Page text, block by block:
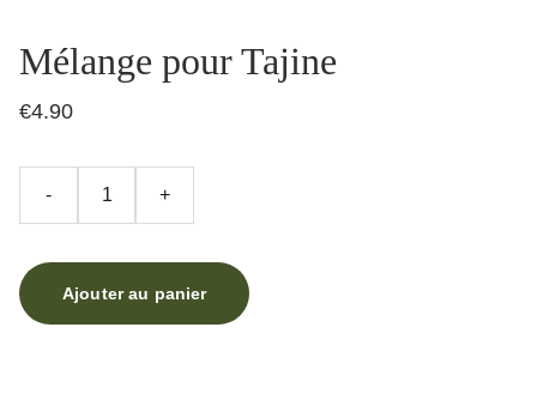
Mélange pour Tajine
€4.90
- +
Ajouter au panier